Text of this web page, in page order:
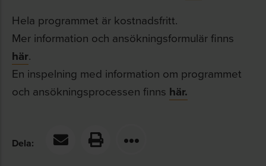
Hela programmet är kostnadsfritt.
Mer information och ansökningsformulär finns
här.
En inspelning med information om programmet
och ansökningsprocessen finns här.
Dela: